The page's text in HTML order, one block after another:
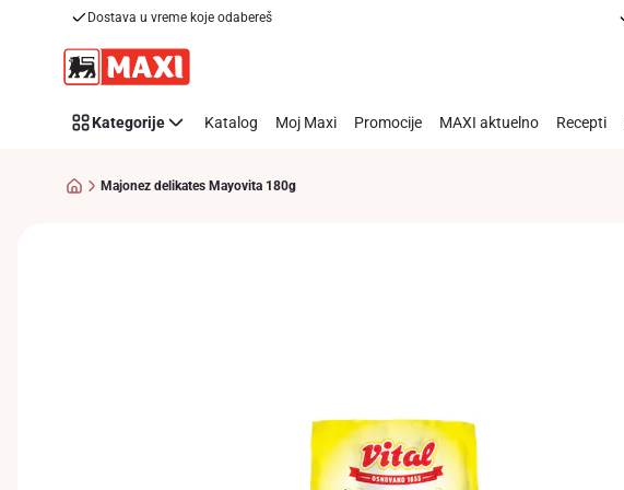
Dostava u vreme koje odabereš
Kategorije Katalog Moj Maxi Promocije MAXI aktuelno Recepti
Majonez delikates Mayovita 180g